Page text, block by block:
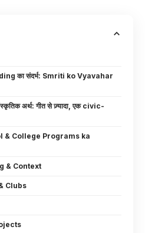
का संदर्भ: Smriti ko Vyavahar
अर्थ: गीत से ज़्यादा, एक civic-
& College Programs ka
& Context
Clubs